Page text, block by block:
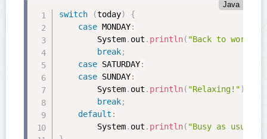
Java
switch (today)
{
case MONDAY:
        System
. out . println( "Back to work!"
break;
case SATURDAY:
case SUNDAY:
        System
. out . println( "Relaxing!")
break;
default :
        System
. out . println( "Busy as usual."